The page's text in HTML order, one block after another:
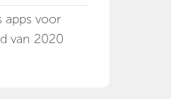
apps voor
van 2020